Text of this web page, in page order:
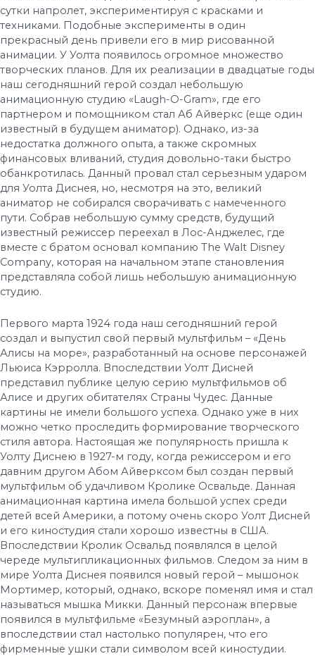
сутки напролет, экспериментируя с красками и
техниками. Подобные эксперименты в один
прекрасный день привели его в мир рисованной
анимации. У Уолта появилось огромное множество
творческих планов. Для их реализации в двадцатые годы
наш сегодняшний герой создал небольшую
анимационную студию «Laugh-O-Gram», где его
партнером и помощником стал Аб Айверкс (еще один
известный в будущем аниматор). Однако, из-за
недостатка должного опыта, а также скромных
финансовых вливаний, студия довольно-таки быстро
обанкротилась. Данный провал стал серьезным ударом
для Уолта Диснея, но, несмотря на это, великий
аниматор не собирался сворачивать с намеченного
пути. Собрав небольшую сумму средств, будущий
известный режиссер переехал в Лос-Анджелес, где
вместе с братом основал компанию The Walt Disney
Company, которая на начальном этапе становления
представляла собой лишь небольшую анимационную
студию.
Первого марта 1924 года наш сегодняшний герой
создал и выпустил свой первый мультфильм – «День
Алисы на море», разработанный на основе персонажей
Льюиса Кэрролла. Впоследствии Уолт Дисней
представил публике целую серию мультфильмов об
Алисе и других обитателях Страны Чудес. Данные
картины не имели большого успеха. Однако уже в них
можно четко проследить формирование творческого
стиля автора. Настоящая же популярность пришла к
Уолту Диснею в 1927-м году, когда режиссером и его
давним другом Абом Айверксом был создан первый
мультфильм об удачливом Кролике Освальде. Данная
анимационная картина имела большой успех среди
детей всей Америки, а потому очень скоро Уолт Дисней
и его киностудия стали хорошо известны в США.
Впоследствии Кролик Освальд появлялся в целой
череде мультипликационных фильмов. Следом за ним в
мире Уолта Диснея появился новый герой – мышонок
Мортимер, который, однако, вскоре поменял имя и стал
называться мышка Микки. Данный персонаж впервые
появился в мультфильме «Безумный аэроплан», а
впоследствии стал настолько популярен, что его
фирменные ушки стали символом всей киностудии.